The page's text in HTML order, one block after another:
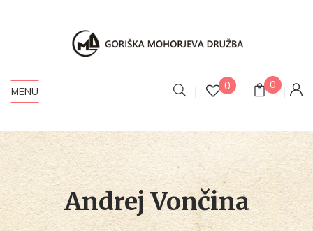
MENU 0 0
Andrej Vončina